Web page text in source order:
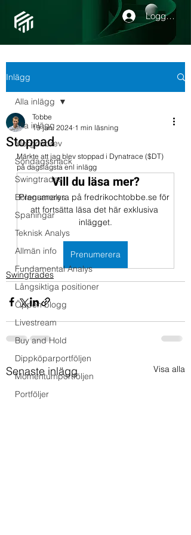
Logga in
Inlägg
Alla inlägg
Morgonbrev
Söndagssnack
Swingtrades
Bolagsanalys
Spaningar
Teknisk Analys
Allmän info
Fundamental Analys
Långsiktiga positioner
Öppen blogg
Livestream
Buy and Hold
Dippköparportföljen
Momentumportföljen
Portföljer
Alla inlägg
Stoppad
Tobbe
19 jan. 2024 1 min läsning
Märkte att jag blev stoppad i Dynatrace ($DT)
på dagslägsta enl inlägg
Vill du läsa mer?
Prenumerera på fredrikochtobbe.se för
att fortsätta läsa det här exklusiva
inlägget.
Prenumerera
Swingtrades
Senaste inlägg Visa alla